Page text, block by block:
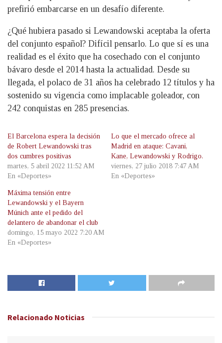
prefirió embarcarse en un desafío diferente.
¿Qué hubiera pasado si Lewandowski aceptaba la oferta
del conjunto español? Difícil pensarlo. Lo que sí es una
realidad es el éxito que ha cosechado con el conjunto
bávaro desde el 2014 hasta la actualidad. Desde su
llegada, el polaco de 31 años ha celebrado 12 títulos y ha
sostenido su vigencia como implacable goleador, con
242 conquistas en 285 presencias.
El Barcelona espera la decisión
de Robert Lewandowski tras
dos cumbres positivas
martes, 5 abril 2022 11:52 AM
En «Deportes»
Lo que el mercado ofrece al
Madrid en ataque: Cavani,
Kane, Lewandowski y Rodrigo.
viernes, 27 julio 2018 7:47 AM
En «Deportes»
Máxima tensión entre
Lewandowski y el Bayern
Múnich ante el pedido del
delantero de abandonar el club
domingo, 15 mayo 2022 7:20 AM
En «Deportes»
Relacionado Noticias